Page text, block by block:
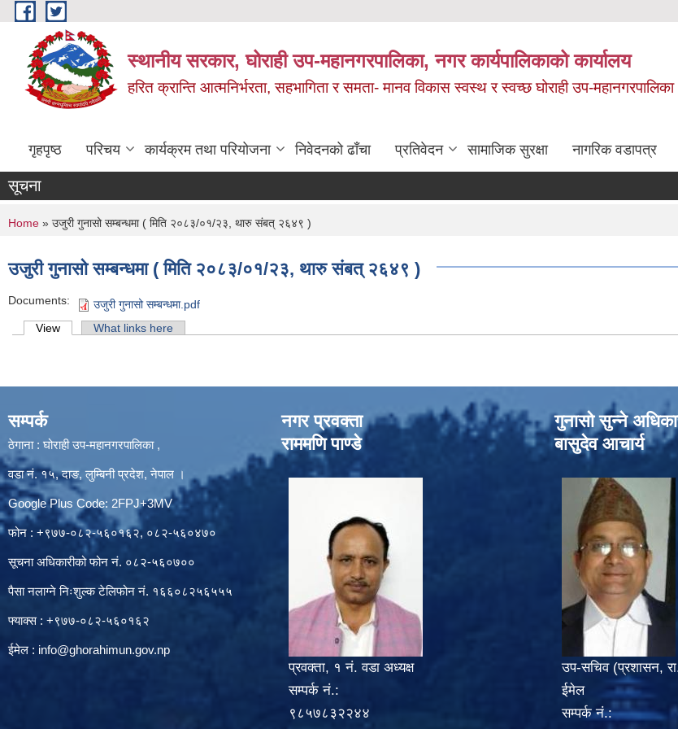
Skip to main content
स्थानीय सरकार, घोराही उप-महानगरपालिका, नगर कार्यपालिकाको कार्यालय
हरित क्रान्ति आत्मनिर्भरता, सहभागिता र समता- मानव विकास स्वस्थ र स्वच्छ घोराही उप-महानगरपालिका
गृहपृष्ठ परिचय कार्यक्रम तथा परियोजना निवेदनको ढाँचा प्रतिवेदन सामाजिक सुरक्षा नागरिक वडापत्र
सूचना
You are here
Home » उजुरी गुनासो सम्बन्धमा ( मिति २०८३/०१/२३, थारु संबत् २६४९ )
उजुरी गुनासो सम्बन्धमा ( मिति २०८३/०१/२३, थारु संबत् २६४९ )
Documents: उजुरी गुनासो सम्बन्धमा.pdf
Primary tabs
View (active tab)What links here
सम्पर्क
ठेगाना : घोराही उप-महानगरपालिका ,
वडा नं. १५, दाङ, लुम्बिनी प्रदेश, नेपाल ।
Google Plus Code: 2FPJ+3MV
फोन : +९७७-०८२-५६०१६२, ०८२-५६०४७०
सूचना अधिकारीको फोन नं. ०८२-५६०७००
पैसा नलाग्ने निःशुल्क टेलिफोन नं. १६६०८२५६५५५
फ्याक्स : +९७७-०८२-५६०१६२
ईमेल : info@ghorahimun.gov.np
नगर प्रवक्ता
राममणि पाण्डे
प्रवक्ता, १ नं. वडा अध्यक्ष
सम्पर्क नं.:
९८५७८३२२४४
गुनासो सुन्‍ने
बासुदेव आचार्य
उप-सचिव (प्रशासन,
ईमेल
सम्पर्क नं.: